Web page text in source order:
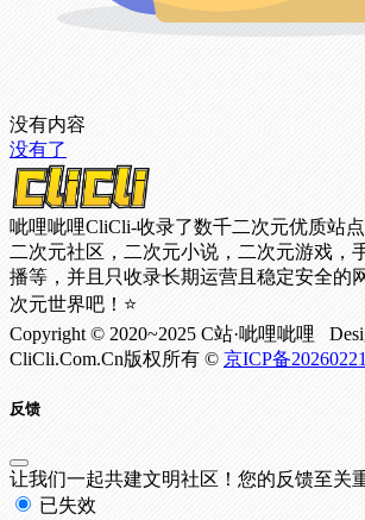
没有内容
没有了
呲哩呲哩CliCli-收录了数千二次元优质站
二次元社区，二次元小说，二次元游戏，
播等，并且只收录长期运营且稳定安全的
次元世界吧！⭐
Copyright © 2020~2025 C站·呲哩呲哩
CliCli.Com.Cn版权所有 © 京ICP备
反馈
让我们一起共建文明社区！您的反馈至关
已失效